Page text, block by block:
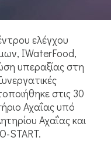
ελέγχου
IWaterFood,
υπεραξίας στη
στις 30
Αχαΐας υπό
Αχαΐας και
START.